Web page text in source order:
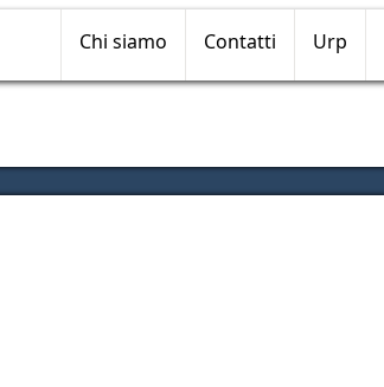
Chi siamo Contatti Urp